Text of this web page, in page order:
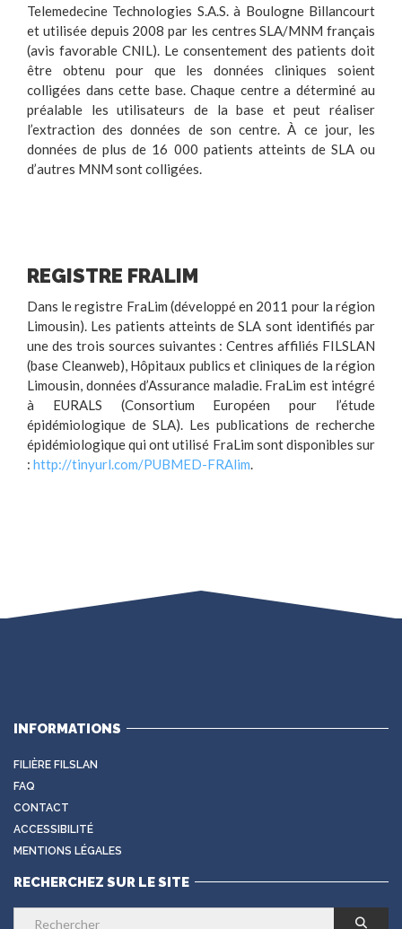
Telemedecine Technologies S.A.S. à Boulogne Billancourt
et utilisée depuis 2008 par les centres SLA/MNM français
(avis favorable CNIL). Le consentement des patients doit
être obtenu pour que les données cliniques soient
colligées dans cette base. Chaque centre a déterminé au
préalable les utilisateurs de la base et peut réaliser
l’extraction des données de son centre. À ce jour, les
données de plus de 16 000 patients atteints de SLA ou
d’autres MNM sont colligées.
REGISTRE FRALIM
Dans le registre FraLim (développé en 2011 pour la région
Limousin). Les patients atteints de SLA sont identifiés par
une des trois sources suivantes : Centres affiliés FILSLAN
(base Cleanweb), Hôpitaux publics et cliniques de la région
Limousin, données d’Assurance maladie. FraLim est intégré
à EURALS (Consortium Européen pour l’étude
épidémiologique de SLA). Les publications de recherche
épidémiologique qui ont utilisé FraLim sont disponibles sur
: http://tinyurl.com/PUBMED-FRAlim.
INFORMATIONS
FILIÈRE FILSLAN
FAQ
CONTACT
ACCESSIBILITÉ
MENTIONS LÉGALES
RECHERCHEZ SUR LE SITE